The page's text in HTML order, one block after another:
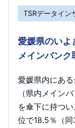
TSRデータイン
愛媛県のい
メインバン
愛媛県内にあ
（県内メイン
を傘下に持つ
位で18.5％（